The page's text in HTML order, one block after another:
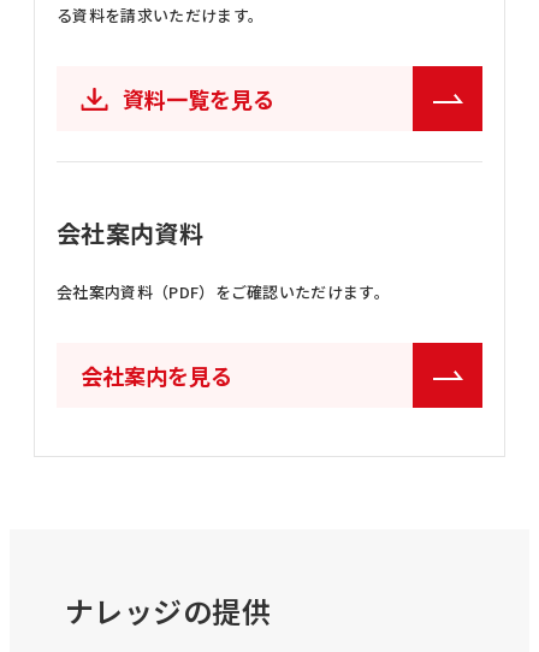
る資料を請求いただけます。
資料一覧を見る
会社案内資料
会社案内資料（PDF）をご確認いただけます。
会社案内を見る
ナレッジの提供